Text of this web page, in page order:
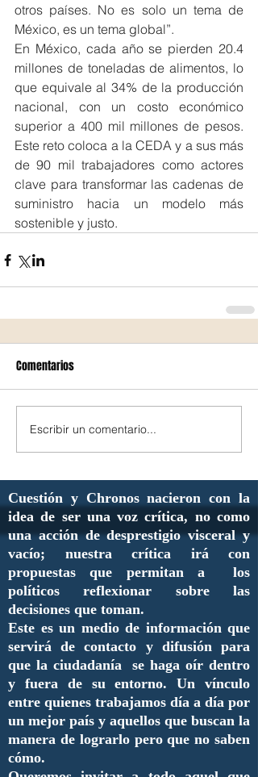
otros países. No es solo un tema de
México, es un tema global”.
En México, cada año se pierden 20.4
millones de toneladas de alimentos, lo
que equivale al 34% de la producción
nacional, con un costo económico
superior a 400 mil millones de pesos.
Este reto coloca a la CEDA y a sus más
de 90 mil trabajadores como actores
clave para transformar las cadenas de
suministro hacia un modelo más
sostenible y justo.
Comentarios
Escribir un comentario...
Cuestión y Chronos nacieron con la
idea de ser una voz crítica, no como
una acción de desprestigio visceral y
vacío; nuestra crítica irá con
propuestas que permitan a los
políticos reflexionar sobre las
decisiones que toman.
Este es un medio de información que
servirá de contacto y difusión para
que la ciudadanía se haga oír dentro
y fuera de su entorno. Un vínculo
entre quienes trabajamos día a día por
un mejor país y aquellos que buscan la
manera de lograrlo pero que no saben
cómo.